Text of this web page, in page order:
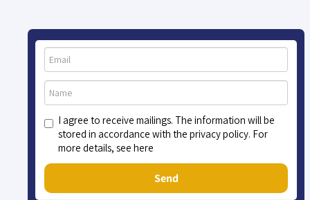
I agree to receive mailings. The information will be
stored in accordance with the privacy policy. For
more details, see here
Send